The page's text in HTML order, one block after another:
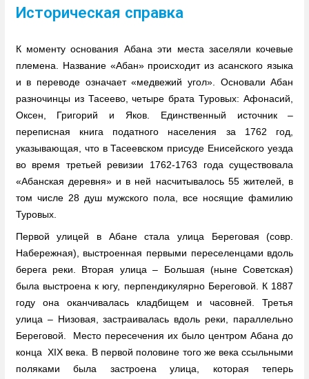
Историческая справка
К моменту основания Абана эти места заселяли кочевые
племена. Название «Абан» происходит из асанского языка
и в переводе означает «медвежий угол». Основали Абан
разночинцы из Тасеево, четыре брата Туровых: Афонасий,
Оксен, Григорий и Яков. Единственный источник –
переписная книга податного населения за 1762 год,
указывающая, что в Тасеевском присуде Енисейского уезда
во время третьей ревизии 1762-1763 года существовала
«Абанская деревня» и в ней насчитывалось 55 жителей, в
том числе 28 душ мужского пола, все носящие фамилию
Туровых.
Первой улицей в Абане стала улица Береговая (совр.
Набережная), выстроенная первыми переселенцами вдоль
берега реки. Вторая улица – Большая (ныне Советская)
была выстроена к югу, перпендикулярно Береговой. К 1887
году она оканчивалась кладбищем и часовней. Третья
улица – Низовая, застраивалась вдоль реки, параллельно
Береговой. Место пересечения их было центром Абана до
конца XIX века. В первой половине того же века ссыльными
поляками была застроена улица, которая теперь